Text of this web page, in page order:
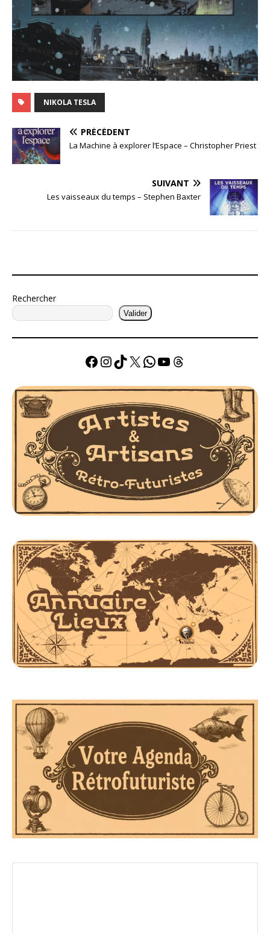
NIKOLA TESLA
PRÉCÉDENT
La Machine à explorer l’Espace – Christopher Priest
SUIVANT
Les vaisseaux du temps – Stephen Baxter
Rechercher
Valider